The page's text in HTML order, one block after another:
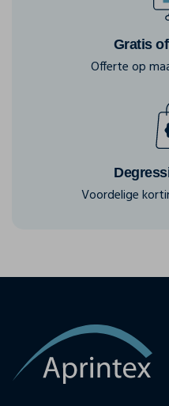
Gratis
Offerte op
Voordelige